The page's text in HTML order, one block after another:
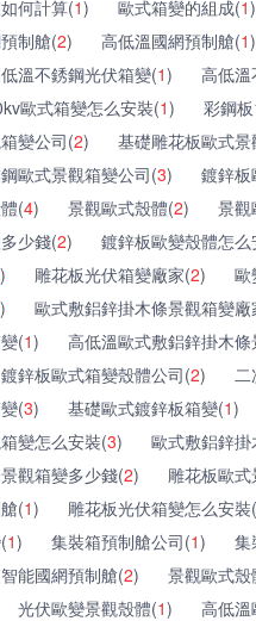
何計算(1) 歐式箱變的組成(1)
制艙(2) 高低溫國網預制艙(1)
溫不銹鋼光伏箱變(1)
高低
歐式箱變怎么安裝(1)
彩鋼
變公司(2)
基礎雕花板歐式
歐式景觀箱變公司(3)
鍍鋅
(4) 景觀歐式殼體(2)
景觀
少錢(2)
鍍鋅板歐變殼體怎
) 雕花板光伏箱變廠家(2)
歐
)
歐式敷鋁鋅掛木條景觀箱變廠
(1)
高低溫歐式敷鋁鋅掛木
鍍鋅板歐式箱變殼體公司(2)
(3) 基礎歐式鍍鋅板箱變(1)
變怎么安裝(3)
歐式敷鋁鋅
觀箱變多少錢(2)
雕花板歐
(1)
雕花板光伏箱變怎么安裝(
1) 集裝箱預制艙公司(1)
集
智能國網預制艙(2)
景觀歐式
光伏歐變景觀殼體(1)
高低